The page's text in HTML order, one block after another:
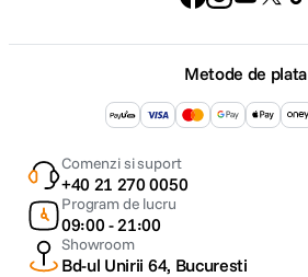
Metode de plata
Comenzi si suport
+40 21 270 0050
Program de lucru
09:00 - 21:00
Showroom
Bd-ul Unirii 64, Bucuresti